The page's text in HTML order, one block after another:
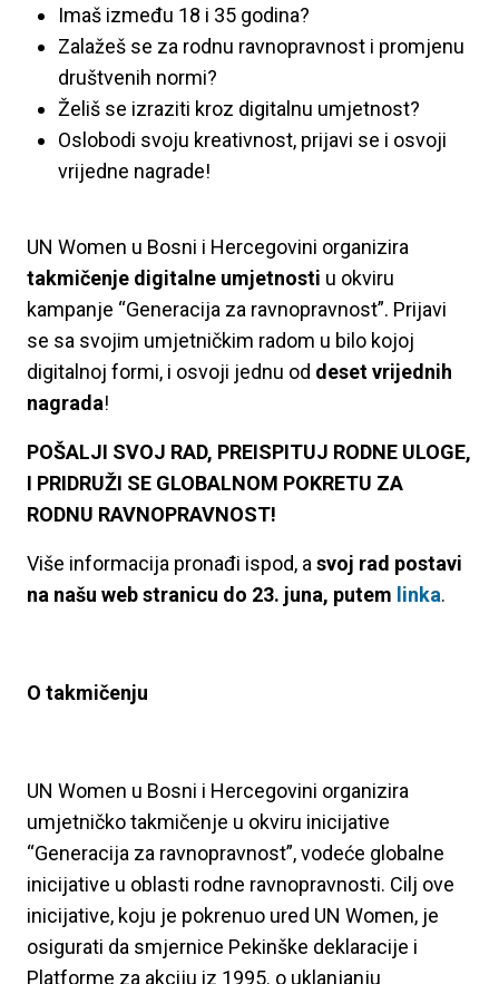
Imaš između 18 i 35 godina?
Zalažeš se za rodnu ravnopravnost i promjenu
društvenih normi?
Želiš se izraziti kroz digitalnu umjetnost?
Oslobodi svoju kreativnost, prijavi se i osvoji
vrijedne nagrade!
UN Women u Bosni i Hercegovini organizira
takmičenje digitalne umjetnosti u okviru
kampanje “Generacija za ravnopravnost”. Prijavi
se sa svojim umjetničkim radom u bilo kojoj
digitalnoj formi, i osvoji jednu od deset vrijednih
nagrada!
POŠALJI SVOJ RAD, PREISPITUJ RODNE ULOGE,
I PRIDRUŽI SE GLOBALNOM POKRETU ZA
RODNU RAVNOPRAVNOST!
Više informacija pronađi ispod, a svoj rad postavi
na našu web stranicu do 23. juna, putem linka.
O takmičenju
UN Women u Bosni i Hercegovini organizira
umjetničko takmičenje u okviru inicijative
“Generacija za ravnopravnost”, vodeće globalne
inicijative u oblasti rodne ravnopravnosti. Cilj ove
inicijative, koju je pokrenuo ured UN Women, je
osigurati da smjernice Pekinške deklaracije i
Platforme za akciju iz 1995. o uklanjanju